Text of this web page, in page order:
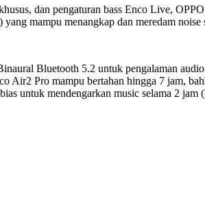
dan pengaturan bass Enco Live,
mampu menangkap dan meredam noise
Bluetooth 5.2 untuk pengalaman
Pro mampu bertahan hingga 7 jam,
untuk mendengarkan music selama 2 jam